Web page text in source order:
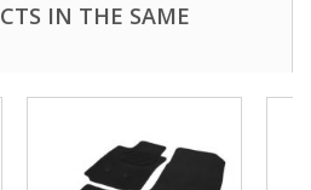
IN THE SAME